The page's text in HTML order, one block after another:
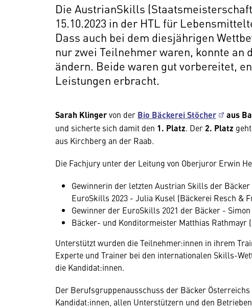
Die AustrianSkills
15.10.2023 in der HTL für
Dass auch bei dem diesjährigen
nur zwei Teilnehmer waren, konnte
ändern. Beide waren gut vorbereitet,
Leistungen erbracht.
Sarah Klingervon der Bio Bäckerei Stöcher aus
und sicherte sich damit den 1. Platz. Der 2. Platz
aus Kirchberg an der Raab.
Die Fachjury unter der Leitung von Oberjuror Erwin
Gewinnerin der letzten Austrian Skills der
EuroSkills 2023 - Julia Kusel (Bäckerei Resch &
Gewinner der EuroSkills 2021 der Bäcker -
Bäcker- und Konditormeister Matthias Rathmayr
Unterstützt wurden die Teilnehmer:innen in ihrem
Experte und Trainer bei den internationalen Skills-
die Kandidat:innen.
Der Berufsgruppenausschuss der Bäcker
Kandidat:innen, allen Unterstützern und den